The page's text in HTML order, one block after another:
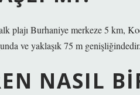
plajı Burhaniye merkeze 5 km,
ve yaklaşık 75 m
NASIL